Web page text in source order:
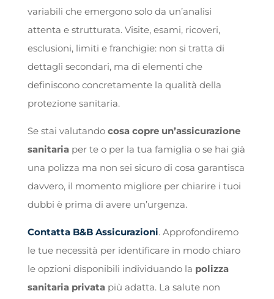
variabili che emergono solo da un’analisi
attenta e strutturata. Visite, esami, ricoveri,
esclusioni, limiti e franchigie: non si tratta di
dettagli secondari, ma di elementi che
definiscono concretamente la qualità della
protezione sanitaria.
Se stai valutando cosa copre un’assicurazione
sanitaria per te o per la tua famiglia o se hai già
una polizza ma non sei sicuro di cosa garantisca
davvero, il momento migliore per chiarire i tuoi
dubbi è prima di avere un’urgenza.
Contatta B&B Assicurazioni. Approfondiremo
le tue necessità per identificare in modo chiaro
le opzioni disponibili individuando la polizza
sanitaria privatapiù adatta. La salute non